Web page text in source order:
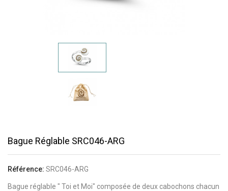
Bague Réglable SRC046-ARG
Référence: SRC046-ARG
Bague réglable " Toi et Moi" composée de deux cabochons chacun